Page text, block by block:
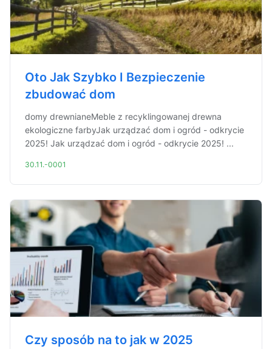
Oto Jak Szybko I Bezpieczenie
zbudować dom
domy drewnianeMeble z recyklingowanej drewna
ekologiczne farbyJak urządzać dom i ogród - odkrycie
2025! Jak urządzać dom i ogród - odkrycie 2025! ...
30.11.-0001
Czy sposób na to jak w 2025